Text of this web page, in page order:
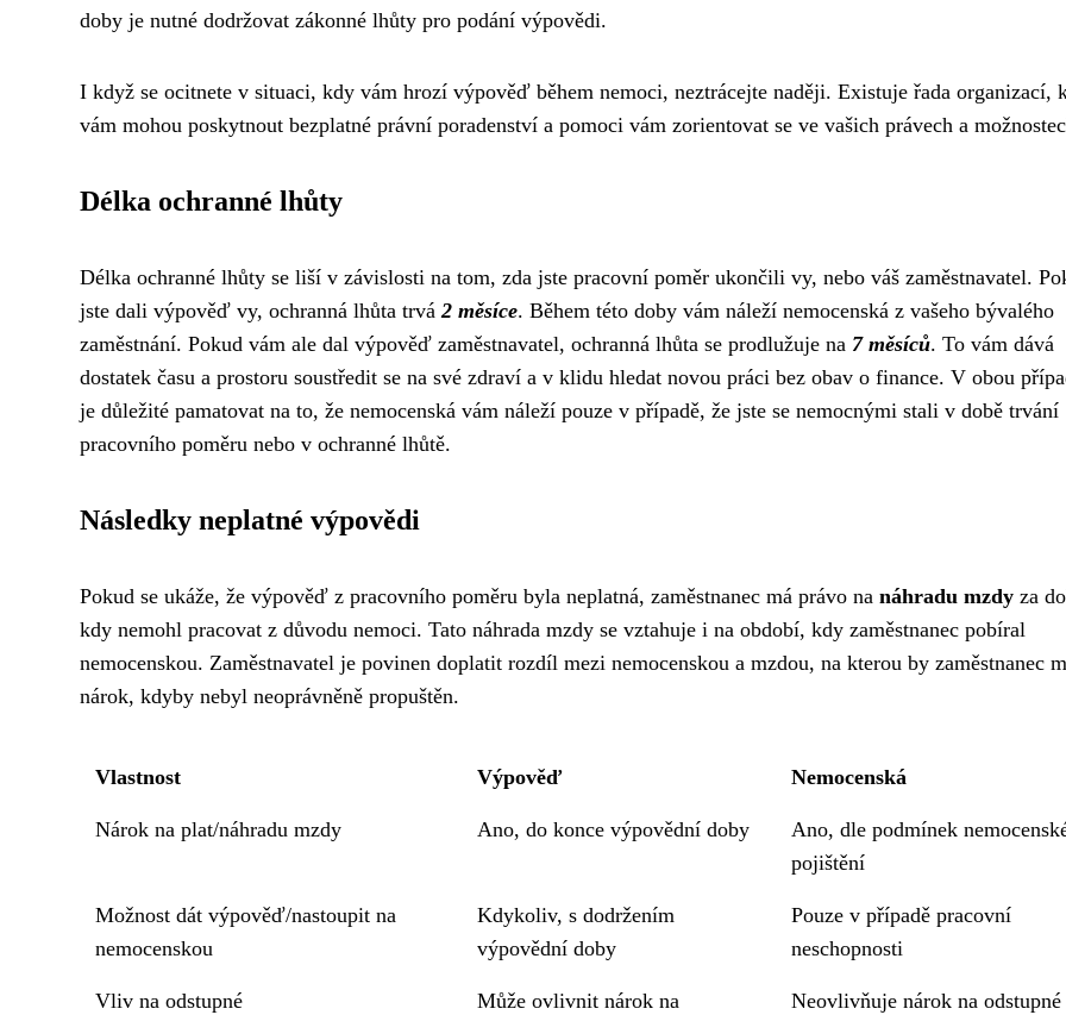
doby je nutné dodržovat zákonné lhůty pro podání výpovědi.
I když se ocitnete v situaci, kdy vám hrozí výpověď během nemoci, neztrácejte naději. Existuje řada organizací,
vám mohou poskytnout bezplatné právní poradenství a pomoci vám zorientovat se ve vašich právech a
Délka ochranné lhůty
Délka ochranné lhůty se liší v závislosti na tom, zda jste pracovní poměr ukončili vy, nebo váš zaměstnavatel.
jste dali výpověď vy, ochranná lhůta trvá2 měsíce. Během této doby vám náleží nemocenská z vašeho bývalého
zaměstnání. Pokud vám ale dal výpověď zaměstnavatel, ochranná lhůta se prodlužuje na 7 měsíců. To vám dává
dostatek času a prostoru soustředit se na své zdraví a v klidu hledat novou práci bez obav o finance. V obou
je důležité pamatovat na to, že nemocenská vám náleží pouze v případě, že jste se nemocnými stali v době trvání
pracovního poměru nebo v ochranné lhůtě.
Následky neplatné výpovědi
Pokud se ukáže, že výpověď z pracovního poměru byla neplatná, zaměstnanec má právo na náhradu mzdy za
kdy nemohl pracovat z důvodu nemoci. Tato náhrada mzdy se vztahuje i na období, kdy zaměstnanec pobíral
nemocenskou. Zaměstnavatel je povinen doplatit rozdíl mezi nemocenskou a mzdou, na kterou by zaměstnanec
nárok, kdyby nebyl neoprávněně propuštěn.
Vlastnost Výpověď Nemocenská
Nárok na plat/náhradu mzdy Ano, do konce výpovědní doby
Ano, dle podmínek
pojištění
Možnost dát výpověď/nastoupit na
nemocenskou
Kdykoliv, s dodržením
výpovědní doby
Pouze v případě pracovní
neschopnosti
Vliv na odstupné Může ovlivnit nárok na Neovlivňuje nárok na odstupné